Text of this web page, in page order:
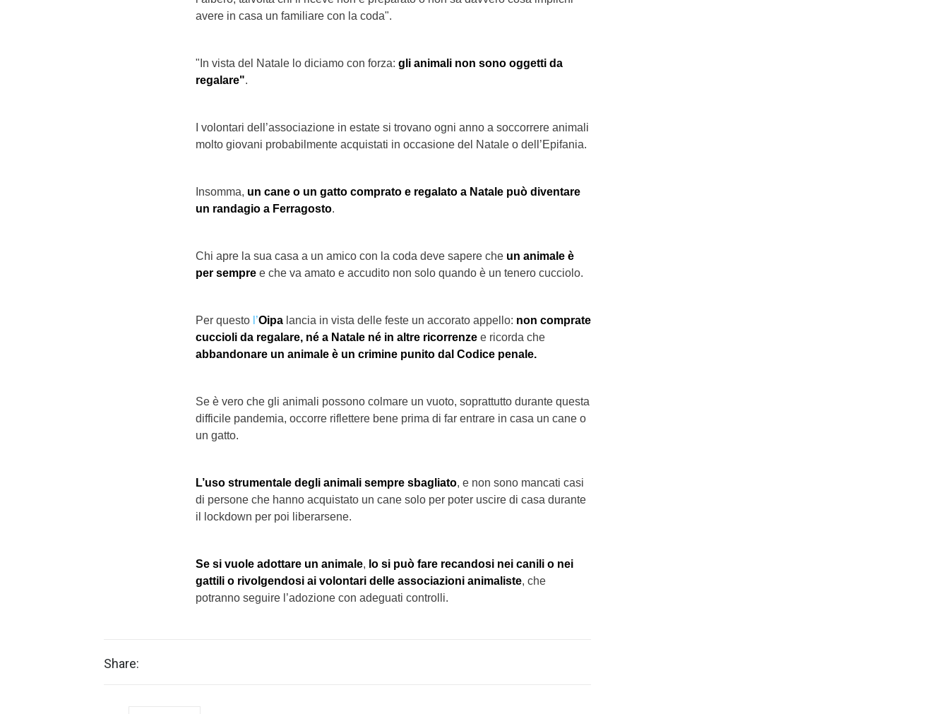
avere in casa un familiare con la coda".
"In vista del Natale lo diciamo con forza: gli animali non sono oggetti da
regalare".
I volontari dell’associazione in estate si trovano ogni anno a soccorrere animali
molto giovani probabilmente acquistati in occasione del Natale o dell’Epifania.
Insomma, un cane o un gatto comprato e regalato a Natale può diventare
un randagio a Ferragosto.
Chi apre la sua casa a un amico con la coda deve sapere che un animale è
per sempre e che va amato e accudito non solo quando è un tenero cucciolo.
Per questo l’Oipa lancia in vista delle feste un accorato appello: non comprate
cuccioli da regalare, né a Natale né in altre ricorrenze e ricorda che
abbandonare un animale è un crimine punito dal Codice penale.
Se è vero che gli animali possono colmare un vuoto, soprattutto durante questa
difficile pandemia, occorre riflettere bene prima di far entrare in casa un cane o
un gatto.
L’uso strumentale degli animali sempre sbagliato, e non sono mancati casi
di persone che hanno acquistato un cane solo per poter uscire di casa durante
il lockdown per poi liberarsene.
Se si vuole adottare un animale, lo si può fare recandosi nei canili o nei
gattili o rivolgendosi ai volontari delle associazioni animaliste, che
potranno seguire l’adozione con adeguati controlli.
Share: